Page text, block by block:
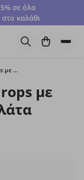
σε όλα
στο καλάθι
Σταγόνες Flavour drops με γλυκαντικό – σοκολάτα
με